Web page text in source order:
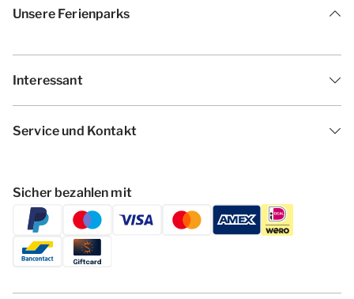
Unsere Ferienparks
Interessant
Service und Kontakt
Sicher bezahlen mit